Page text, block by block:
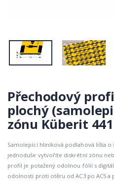
Přechodový
plochý
zónu Küberit
Samolepící hliníková podlahová lišta
jednoduše vytvoříte diskrétní zónu
profil je potažený odolnou fólií s
odolnosti proti otěru od AC3 po AC5